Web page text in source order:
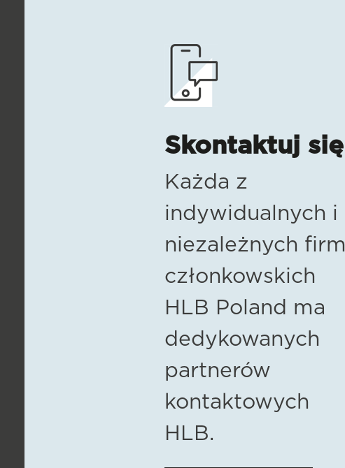
Skontaktuj się
Każda z
indywidualnych i
niezależnych firm
członkowskich
HLB Poland ma
dedykowanych
partnerów
kontaktowych
HLB.